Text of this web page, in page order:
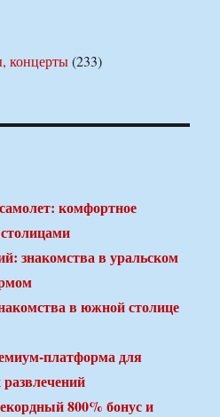
концерты(233)
комфортное
знакомства в уральском
в южной столице
платформа для
800% бонус и